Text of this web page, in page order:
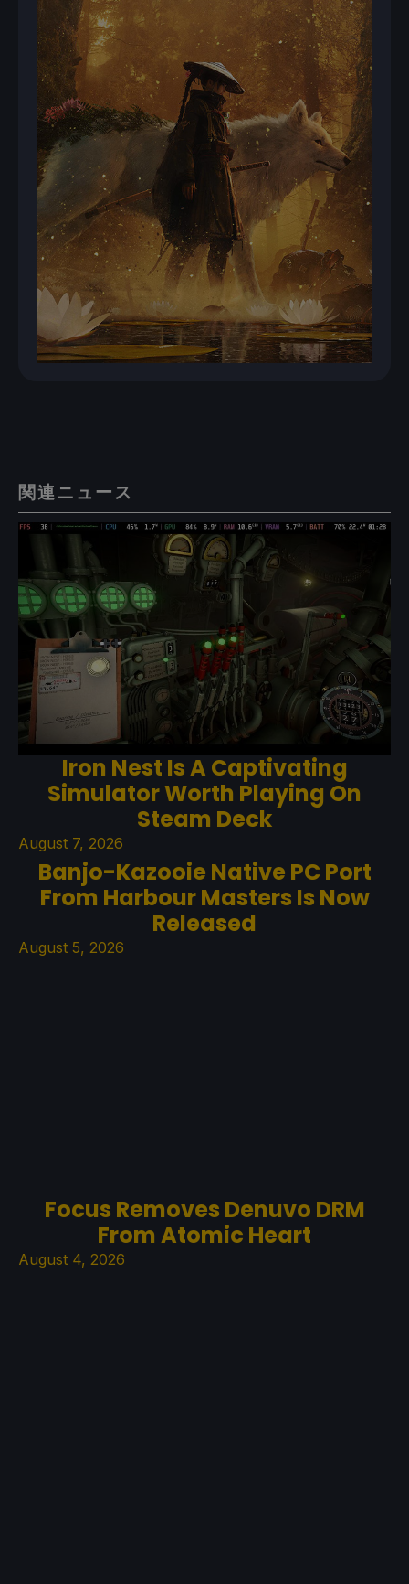
関連ニュース
Iron Nest Is A Captivating
Simulator Worth Playing On
Steam Deck
August 7, 2026
Banjo-Kazooie Native PC Port
From Harbour Masters Is Now
Released
August 5, 2026
Focus Removes Denuvo DRM
From Atomic Heart
August 4, 2026